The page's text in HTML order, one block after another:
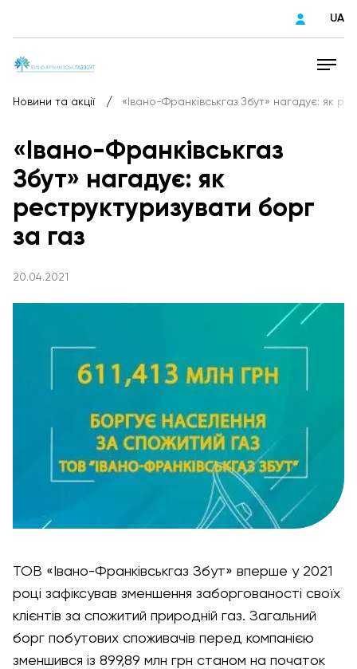
UA
Новини та акції / «Івано-Франківськгаз Збут» нагадує: як
«Івано-Франківськгаз
Збут» нагадує: як
реструктуризувати борг
за газ
20.04.2021
ТОВ «Івано-Франківськгаз Збут» вперше у 2021
році зафіксував зменшення заборгованості своїх
клієнтів за спожитий природній газ. Загальний
борг побутових споживачів перед компанією
зменшився із 899,89 млн грн станом на початок